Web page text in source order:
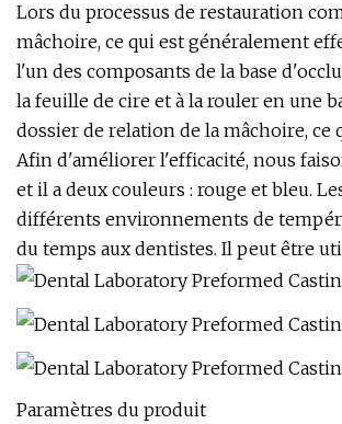
Lors du processus de restauration
mâchoire, ce qui est généralement
l'un des composants de la base
la feuille de cire et à la rouler en une
dossier de relation de la mâchoire,
Afin d'améliorer l'efficacité, nous
et il a deux couleurs : rouge et bleu.
différents environnements de
du temps aux dentistes. Il peut être
Paramètres du produit